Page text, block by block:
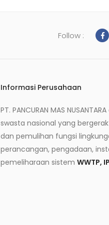
Follow :
Informasi Perusahaan
PT. PANCURAN MAS
swasta nasional yang
dan pemulihan fungsi
perancangan, pengadaan,
pemeliharaan sistem WWTP,